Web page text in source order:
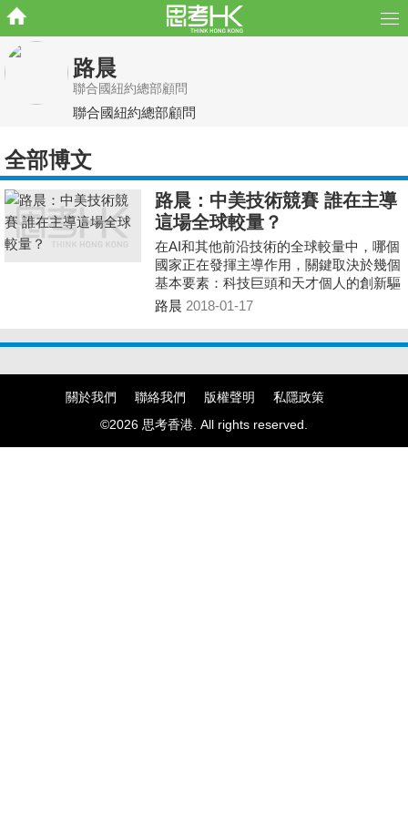
路晨
聯合國紐約總部顧問
聯合國紐約總部顧問
全部博文
路晨：中美技術競賽 誰在主導
這場全球較量？
在AI和其他前沿技術的全球較量中，哪個
國家正在發揮主導作用，關鍵取決於幾個
基本要素：科技巨頭和天才個人的創新驅
動力、風險投資、政府政策以及人口紅利
路晨 2018-01-17
關於我們 聯絡我們 版權聲明
私隱政策
©2026 思考香港. All rights reserved.